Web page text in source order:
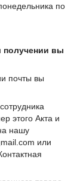
по
получении вы
почты вы
этого Акта и
нашу
или